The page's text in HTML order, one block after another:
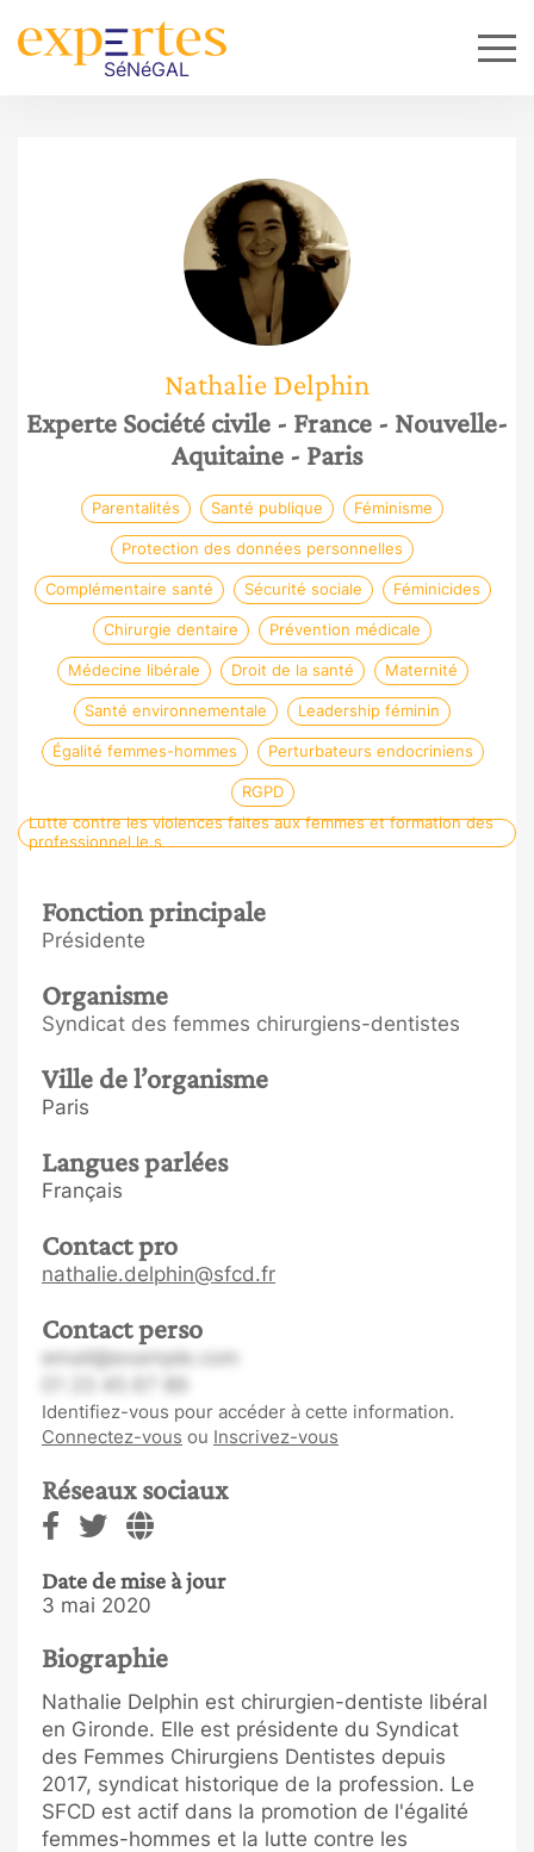
Nathalie Delphin
Experte Société civile - France - Nouvelle-
Aquitaine - Paris
Parentalités Santé publique Féminisme
Protection des données personnelles
Complémentaire santé Sécurité sociale Féminicides
Chirurgie dentaire Prévention médicale
Médecine libérale Droit de la santé Maternité
Santé environnementale Leadership féminin
Égalité femmes-hommes Perturbateurs endocriniens
RGPD
Lutte contre les violences faites aux femmes et formation des
professionnel.le.s
Fonction principale
Présidente
Organisme
Syndicat des femmes chirurgiens-dentistes
Ville de l’organisme
Paris
Langues parlées
Français
Contact pro
nathalie.delphin@sfcd.fr
Contact perso
email@example.com
Identifiez-vous pour accéder à cette information.
Connectez-vous ou Inscrivez-vous
Réseaux sociaux
Date de mise à jour
3 mai 2020
Biographie
Nathalie Delphin est chirurgien-dentiste libéral
en Gironde. Elle est présidente du Syndicat
des Femmes Chirurgiens Dentistes depuis
2017, syndicat historique de la profession. Le
SFCD est actif dans la promotion de l'égalité
femmes-hommes et la lutte contre les